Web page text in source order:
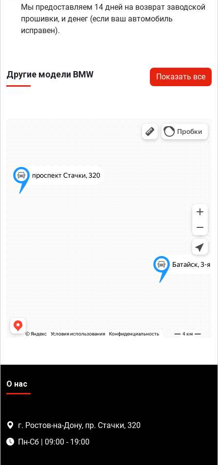
Мы предоставляем 14 дней на возврат заводской
прошивки, и денег (если ваш автомобиль
исправен).
Другие модели BMW Показать все
О нас
г. Ростов-на-Дону, пр. Стачки, 320
Пн-Сб | 09:00 - 19:00